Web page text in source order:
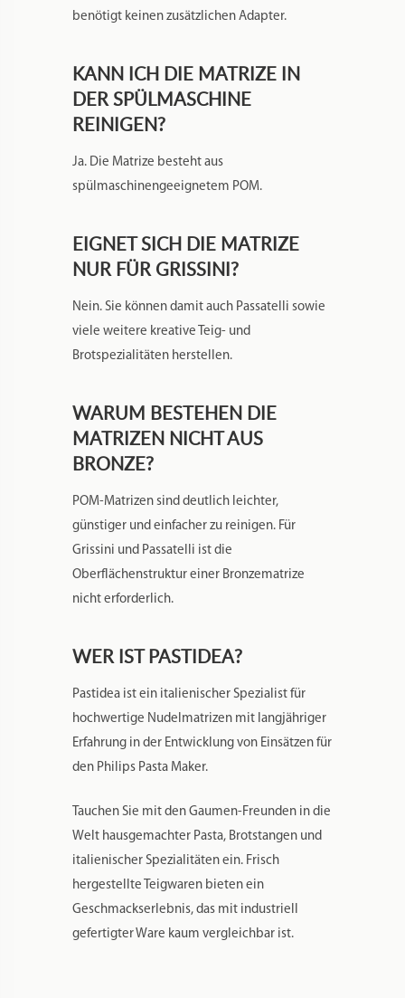
benötigt keinen zusätzlichen Adapter.
KANN ICH DIE MATRIZE IN
DER SPÜLMASCHINE
REINIGEN?
Ja. Die Matrize besteht aus
spülmaschinengeeignetem POM.
EIGNET SICH DIE MATRIZE
NUR FÜR GRISSINI?
Nein. Sie können damit auch Passatelli sowie
viele weitere kreative Teig- und
Brotspezialitäten herstellen.
WARUM BESTEHEN DIE
MATRIZEN NICHT AUS
BRONZE?
POM-Matrizen sind deutlich leichter,
günstiger und einfacher zu reinigen. Für
Grissini und Passatelli ist die
Oberflächenstruktur einer Bronzematrize
nicht erforderlich.
WER IST PASTIDEA?
Pastidea ist ein italienischer Spezialist für
hochwertige Nudelmatrizen mit langjähriger
Erfahrung in der Entwicklung von Einsätzen für
den Philips Pasta Maker.
Tauchen Sie mit den Gaumen-Freunden in die
Welt hausgemachter Pasta, Brotstangen und
italienischer Spezialitäten ein. Frisch
hergestellte Teigwaren bieten ein
Geschmackserlebnis, das mit industriell
gefertigter Ware kaum vergleichbar ist.